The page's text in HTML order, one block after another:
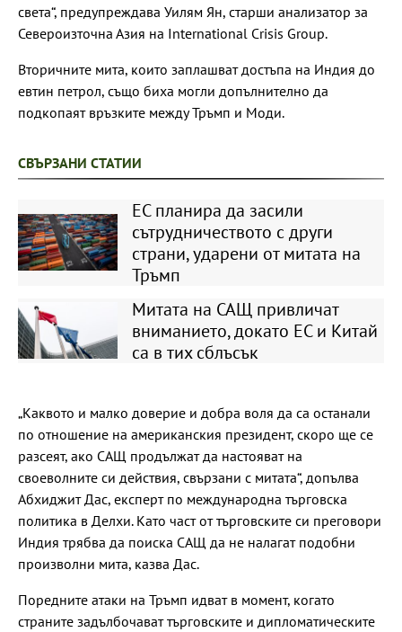
света“, предупреждава Уилям Ян, старши анализатор за
Североизточна Азия на International Crisis Group.
Вторичните мита, които заплашват достъпа на Индия до
евтин петрол, също биха могли допълнително да
подкопаят връзките между Тръмп и Моди.
СВЪРЗАНИ СТАТИИ
ЕС планира да засили
сътрудничеството с други
страни, ударени от митата на
Тръмп
Митата на САЩ привличат
вниманието, докато ЕС и Китай
са в тих сблъсък
„Каквото и малко доверие и добра воля да са останали
по отношение на американския президент, скоро ще се
разсеят, ако САЩ продължат да настояват на
своеволните си действия, свързани с митата“, допълва
Абхиджит Дас, експерт по международна търговска
политика в Делхи. Като част от търговските си преговори
Индия трябва да поиска САЩ да не налагат подобни
произволни мита, казва Дас.
Поредните атаки на Тръмп идват в момент, когато
страните задълбочават търговските и дипломатическите